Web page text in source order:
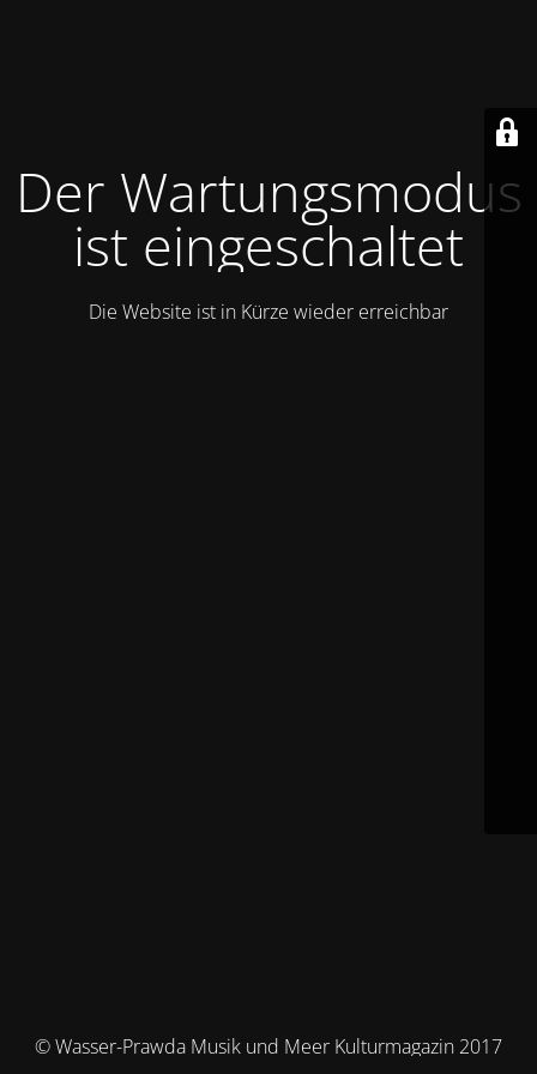
Der Wartungsmodus
ist eingeschaltet
Die Website ist in Kürze wieder erreichbar
© Wasser-Prawda Musik und Meer Kulturmagazin 2017